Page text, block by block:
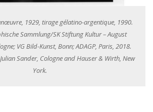
1929, tirage gélatino-argentique, 1990.
Sammlung/SK Stiftung Kultur – August
VG Bild-Kunst, Bonn; ADAGP, Paris, 2018.
Sander, Cologne and Hauser & Wirth, New
York.